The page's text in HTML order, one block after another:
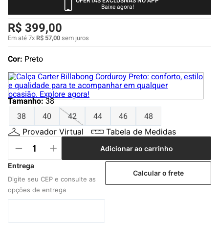
Baixe agora!
R$ 399,00
Em até7xR$ 57,00sem juros
Cor: Preto
Tamanho:38
38
40 42 44 46 48
Provador Virtual Tabela de Medidas
Adicionar ao carrinho
Calcular o frete
5º
camiseta
6º
bermuda
jaqueta
8º
carteira
9º
mochila
10º biquini